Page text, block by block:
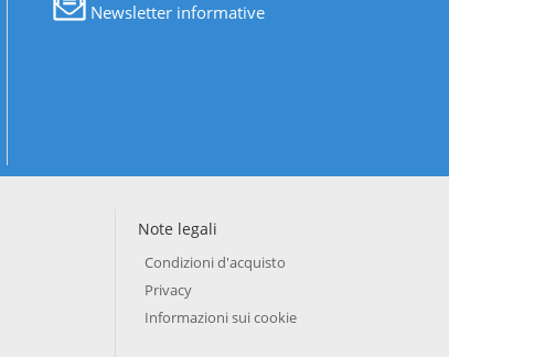
Newsletter informative
Note legali
Condizioni d'acquisto
Privacy
Informazioni sui cookie